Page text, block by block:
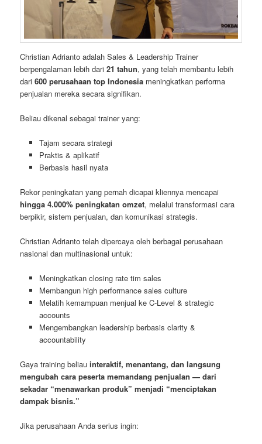
Christian Adrianto adalah Sales & Leadership Trainer
berpengalaman lebih dari21 tahun, yang telah membantu lebih
dari600 perusahaan top Indonesia meningkatkan performa
penjualan mereka secara signifikan.
Beliau dikenal sebagai trainer yang:
Tajam secara strategi
Praktis & aplikatif
Berbasis hasil nyata
Rekor peningkatan yang pernah dicapai kliennya mencapai
hingga 4.000% peningkatan omzet, melalui transformasi cara
berpikir, sistem penjualan, dan komunikasi strategis.
Christian Adrianto telah dipercaya oleh berbagai perusahaan
nasional dan multinasional untuk:
Meningkatkan closing rate tim sales
Membangun high performance sales culture
Melatih kemampuan menjual ke C-Level & strategic
accounts
Mengembangkan leadership berbasis clarity &
accountability
Gaya training beliauinteraktif, menantang, dan langsung
mengubah cara peserta memandang penjualan — dari
sekadar “menawarkan produk” menjadi “menciptakan
dampak bisnis.”
Jika perusahaan Anda serius ingin: